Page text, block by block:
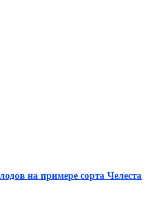
на примере сорта Челеста